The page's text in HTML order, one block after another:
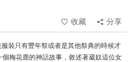
收藏
分享
裝只有豐年祭或者是其他祭典的時候才
梅花鹿的神話故事，敘述著葳奴這位女